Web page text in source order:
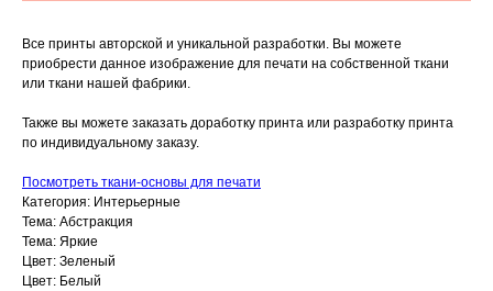
Все принты авторской и уникальной разработки. Вы можете
приобрести данное изображение для печати на собственной ткани
или ткани нашей фабрики.
Также вы можете заказать доработку принта или разработку принта
по индивидуальному заказу.
Посмотреть ткани-основы для печати
Категория: Интерьерные
Тема: Абстракция
Тема: Яркие
Цвет: Зеленый
Цвет: Белый